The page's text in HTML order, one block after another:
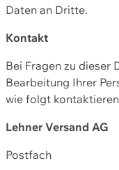
Daten an Dritte.
Kontakt
Bei Fragen zu dieser
Bearbeitung Ihrer
wie folgt
Lehner Versand AG
Postfach